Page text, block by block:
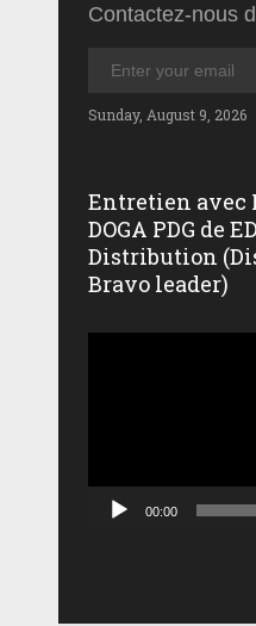
Contactez-nous
Sunday, August 9, 2026
Entretien avec
DOGA PDG de
Distribution
Bravo leader)
00:00